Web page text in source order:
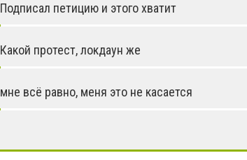
Подписал петицию и этого хватит
Какой протест, локдаун же
мне всё равно, меня это не касается